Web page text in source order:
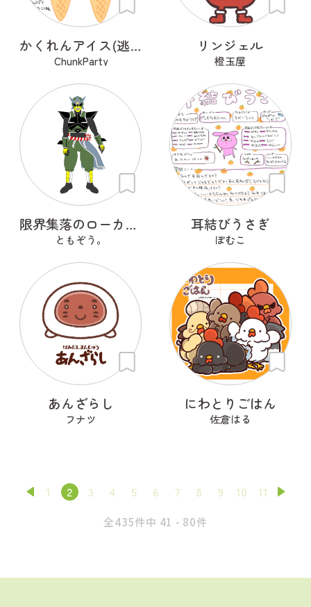
かくれんアイス(逃亡中)
ChunkParty
リンジェル
橙玉屋
限界集落のローカルヒーロー
ともぞう。
耳結びうさぎ
ぽむこ
あんざらし
フナツ
にわとりごはん
佐倉はる
1 2 3 4 5 6 7 8 9 10 11
全435件中 41 - 80件